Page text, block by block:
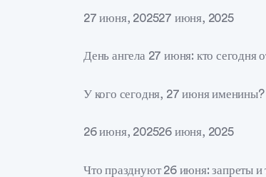
27 июня, 202527 июня, 2025
День ангела 27 июня: кто сегодня
У кого сегодня, 27 июня именины?
26 июня, 202526 июня, 2025
Что празднуют 26 июня: запреты и